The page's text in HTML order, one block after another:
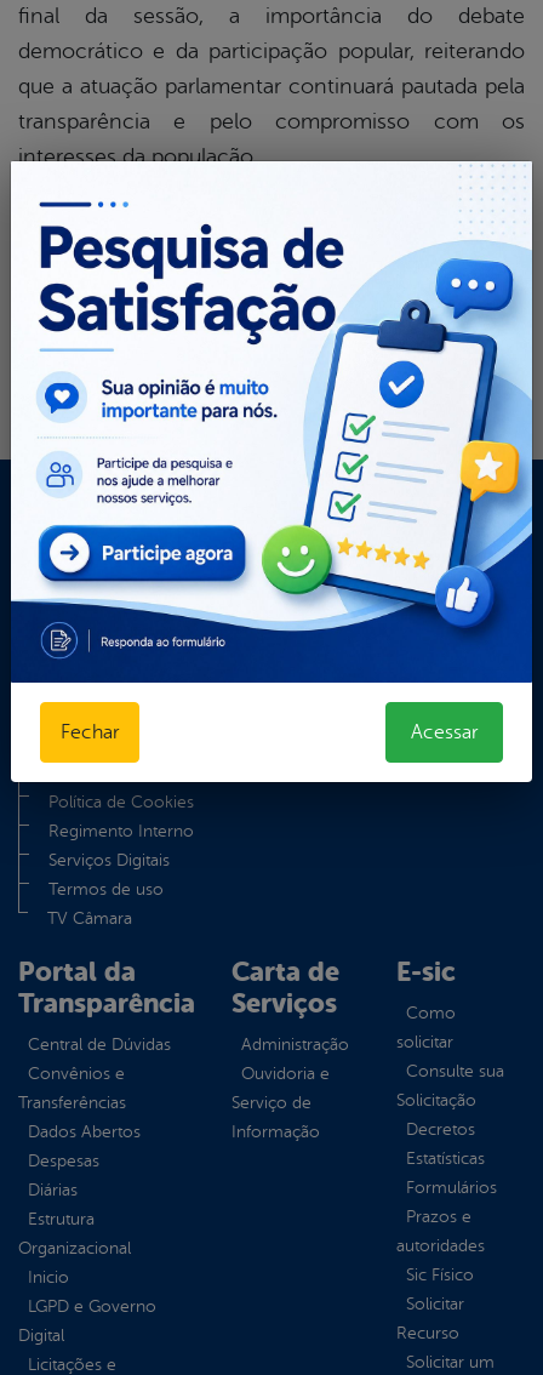
final da sessão, a importância do debate
democrático e da participação popular, reiterando
que a atuação parlamentar continuará pautada pela
transparência e pelo compromisso com os
interesses da população.
A próxima sessão ordinária já está agendada para a
próxima terça-feira (17 de junho), às 09:30 horas da
manhã.
Mapa do Site
A Câmara
Acessibilidade
Contato
Dados abertos
Glossário
Notícias
Política de Cookies
Regimento Interno
Serviços Digitais
Termos de uso
TV Câmara
Portal da
Transparência
Central de Dúvidas
Convênios e
Transferências
Dados Abertos
Despesas
Diárias
Estrutura
Organizacional
Inicio
LGPD e Governo
Digital
Licitações e
Carta de
Serviços
Administração
Ouvidoria e
Serviço de
Informação
E-sic
Como
solicitar
Consulte sua
Solicitação
Decretos
Estatísticas
Formulários
Prazos e
autoridades
Sic Físico
Solicitar
Recurso
Solicitar um
Fechar Acessar